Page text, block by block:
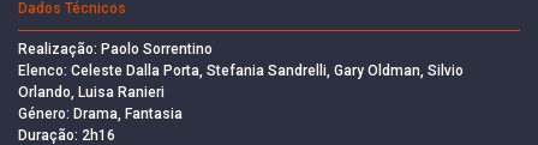
Dados Técnicos
Realização: Paolo Sorrentino
Elenco: Celeste Dalla Porta, Stefania Sandrelli, Gary Oldman, Silvio
Orlando, Luisa Ranieri
Género: Drama, Fantasia
Duração: 2h16